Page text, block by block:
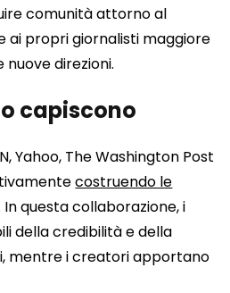
comunità attorno al
ai propri giornalisti maggiore
direzioni.
capiscono
Yahoo, The Washington Post
costruendo le
In questa collaborazione, i
della credibilità e della
mentre i creatori apportano